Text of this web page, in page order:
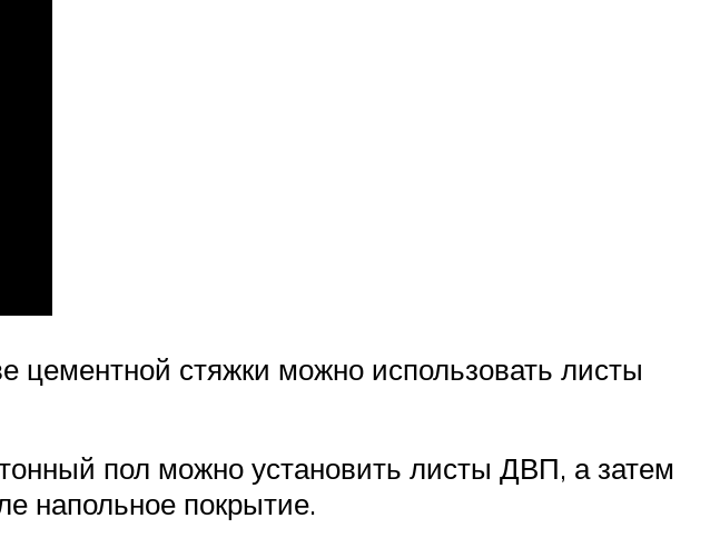
цементной стяжки можно использовать листы
пол можно установить листы ДВП, а затем
напольное покрытие.